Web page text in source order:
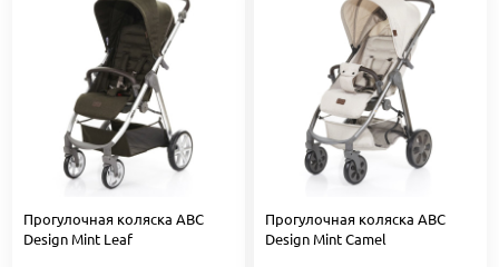
Прогулочная коляска ABC
Design Mint Leaf
Прогулочная коляска ABC
Design Mint Camel